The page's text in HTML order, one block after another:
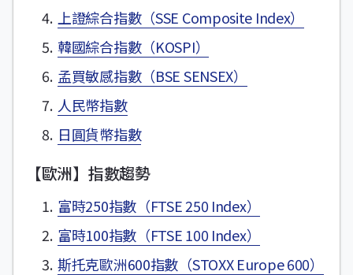
上證綜合指數（SSE Composite Index）
韓國綜合指數（KOSPI）
孟買敏感指數（BSE SENSEX）
人民幣指數
日圓貨幣指數
【歐洲】指數趨勢
富時250指數（FTSE 250 Index）
富時100指數（FTSE 100 Index）
斯托克歐洲600指數（STOXX Europe 600）